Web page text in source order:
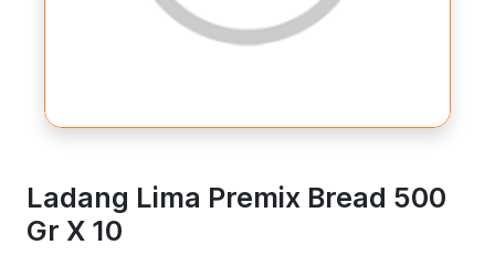
Ladang Lima Premix Bread 500
Gr X 10